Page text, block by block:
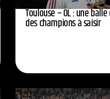
Toulouse – OL : une
des champions à saisir